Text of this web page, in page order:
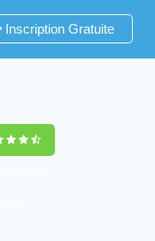
Inscription Gratuite